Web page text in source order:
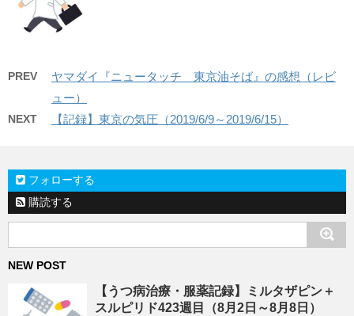
PREV
ヤマダイ『ニュータッチ 東京油そば』の感想（レビ
ュー）
NEXT 【記録】東京の気圧（2019/6/9～2019/6/15）
フォローする
購読する
NEW POST
【うつ病治療・服薬記録】ミルタザピン＋
スルピリド423週目（8月2日～8月8日）